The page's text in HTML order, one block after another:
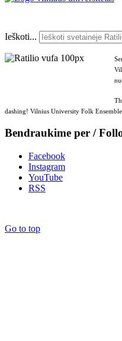
Ieškoti...
dashing! Vilnius University Folk
Bendraukime per /
Facebook
Instagram
YouTube
RSS
Go to top